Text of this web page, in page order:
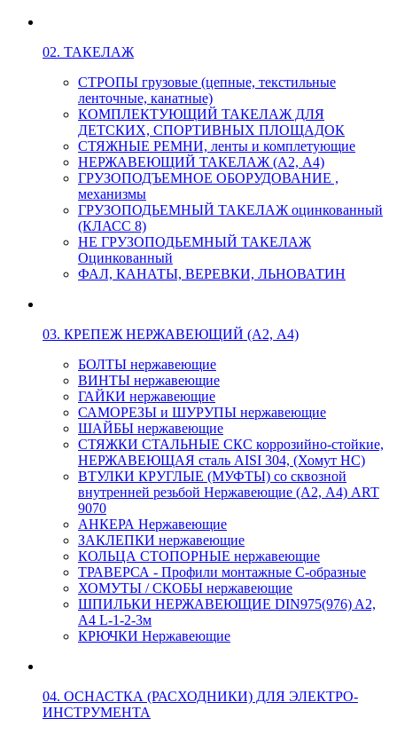
02. ТАКЕЛАЖ
СТРОПЫ грузовые (цепные, текстильные
ленточные, канатные)
КОМПЛЕКТУЮЩИЙ ТАКЕЛАЖ ДЛЯ
ДЕТСКИХ, СПОРТИВНЫХ ПЛОЩАДОК
СТЯЖНЫЕ РЕМНИ, ленты и комплетующие
НЕРЖАВЕЮЩИЙ ТАКЕЛАЖ (А2, А4)
ГРУЗОПОДЪЕМНОЕ ОБОРУДОВАНИЕ ,
механизмы
ГРУЗОПОДЬЕМНЫЙ ТАКЕЛАЖ оцинкованный
(КЛАСС 8)
НЕ ГРУЗОПОДЬЕМНЫЙ ТАКЕЛАЖ
Оцинкованный
ФАЛ, КАНАТЫ, ВЕРЕВКИ, ЛЬНОВАТИН
03. КРЕПЕЖ НЕРЖАВЕЮЩИЙ (А2, А4)
БОЛТЫ нержавеющие
ВИНТЫ нержавеющие
ГАЙКИ нержавеющие
САМОРЕЗЫ и ШУРУПЫ нержавеющие
ШАЙБЫ нержавеющие
СТЯЖКИ СТАЛЬНЫЕ СКС коррозийно-стойкие,
НЕРЖАВЕЮЩАЯ сталь AISI 304, (Хомут НС)
ВТУЛКИ КРУГЛЫЕ (МУФТЫ) со сквозной
внутренней резьбой Нержавеющие (А2, А4) ART
9070
АНКЕРА Нержавеющие
ЗАКЛЕПКИ нержавеющие
КОЛЬЦА СТОПОРНЫЕ нержавеющие
ТРАВЕРСА - Профили монтажные С-образные
ХОМУТЫ / СКОБЫ нержавеющие
ШПИЛЬКИ НЕРЖАВЕЮЩИЕ DIN975(976) A2,
А4 L-1-2-3м
КРЮЧКИ Нержавеющие
04. ОСНАСТКА (РАСХОДНИКИ) ДЛЯ ЭЛЕКТРО-
ИНСТРУМЕНТА